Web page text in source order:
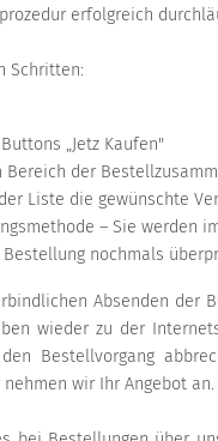
erfolgreich
Schritten:
„Jetz Kaufen"
der
Liste die gewünschte
– Sie werden
nochmals
Absenden
wieder zu der
Bestellvorgang
wir Ihr Angebot an.